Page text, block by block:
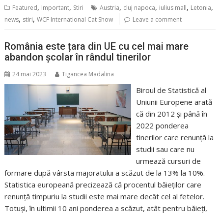
Featured, Important, Stiri Austria, cluj napoca, iulius mall, Letonia,
news, stiri,WCF International Cat Show Leave a comment
România este țara din UE cu cel mai mare
abandon școlar în rândul tinerilor
24 mai 2023 Tigancea Madalina
Biroul de Statistică al
Uniunii Europene arată
că din 2012 și până în
2022 ponderea
tinerilor care renunță la
studii sau care nu
urmează cursuri de
formare după vârsta majoratului a scăzut de la 13% la 10%.
Statistica europeană precizează că procentul băieților care
renunță timpuriu la studii este mai mare decât cel al fetelor.
Totuși, în ultimii 10 ani ponderea a scăzut, atât pentru băieți,